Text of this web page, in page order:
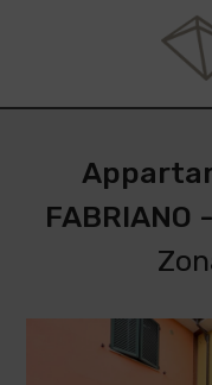
FABRIANO